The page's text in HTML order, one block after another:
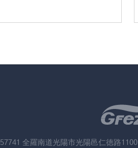
57741 全羅南道光陽市光陽邑仁徳路1100